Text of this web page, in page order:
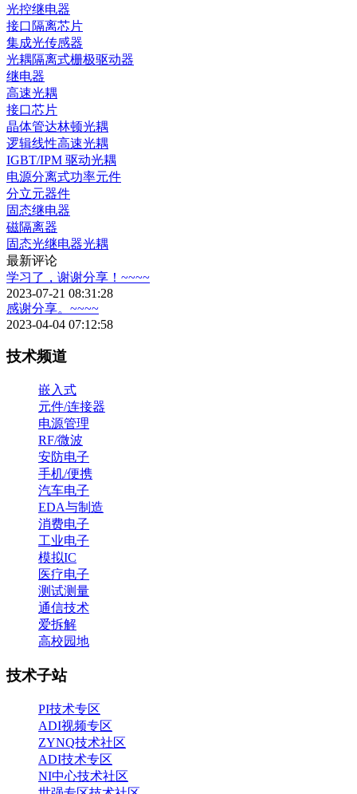
光控继电器
接口隔离芯片
集成光传感器
光耦隔离式栅极驱动器
继电器
高速光耦
接口芯片
晶体管达林顿光耦
逻辑线性高速光耦
IGBT/IPM 驱动光耦
电源分离式功率元件
分立元器件
固态继电器
磁隔离器
固态光继电器光耦
最新评论
学习了，谢谢分享！~~~~
2023-07-21 08:31:28
感谢分享。~~~~
2023-04-04 07:12:58
技术频道
嵌入式
元件/连接器
电源管理
RF/微波
安防电子
手机/便携
汽车电子
EDA与制造
消费电子
工业电子
模拟IC
医疗电子
测试测量
通信技术
爱拆解
高校园地
技术子站
PI技术专区
ADI视频专区
ZYNQ技术社区
ADI技术专区
NI中心技术社区